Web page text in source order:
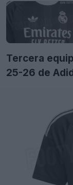
Tercera
25-26 de